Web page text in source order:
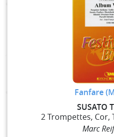
Fanfare
SUSATO
2 Trompettes, Cor,
Marc